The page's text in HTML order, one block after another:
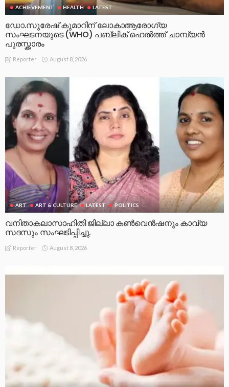
ACHIEVEMENT HEALTH LATEST
ഡോ.സുരേഷ് കുമാറിന് ലോകാആരോഗ്യ
സംഘടനയുടെ (WHO) പബ്ലിക് ഹെൽത്ത് ചാമ്പ്യൻ
പുരസ്ക്കാരം
Reporter August 8, 2026
ART ART & CULTURE LATEST POLITICS
വനിതാകലാസാഹിതി ജില്ലാ കൺവെൻഷനും കാവ്യ
സദസും സംഘടിപ്പിച്ചു.
Reporter August 8, 2026